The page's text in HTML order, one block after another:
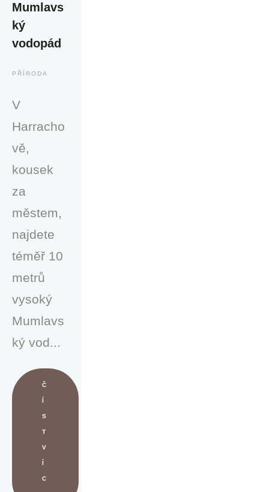
Mumlavs
ký
vodopád
PŘÍRODA
V
Harracho
vě,
kousek
za
městem,
najdete
téměř 10
metrů
vysoký
Mumlavs
ký vod...
Č
Í
S
T
V
Í
C